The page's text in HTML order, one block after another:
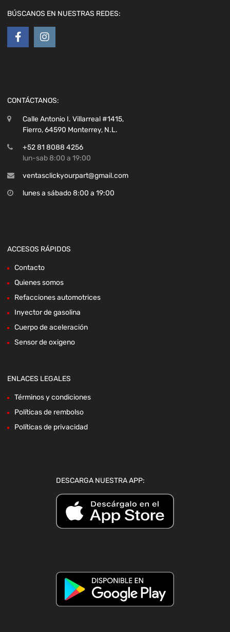
BÚSCANOS EN NUESTRAS REDES:
CONTÁCTANOS:
Calle Antonio I. Villarreal #1415,
Fierro, 64590 Monterrey, N.L.
+52 81 8088 4256
lun-sab 8:00 a 19:00
ventasclickyourpart@gmail.com
lunes a sábado 8:00 a 19:00
ACCESOS RÁPIDOS
Contacto
Quienes somos
Refacciones automotrices
Inyector de gasolina
Cuerpo de aceleración
Sensor de oxigeno
ENLACES LEGALES
Términos y condiciones
Políticas de rembolso
Políticas de privacidad
DESCARGA NUESTRA APP: